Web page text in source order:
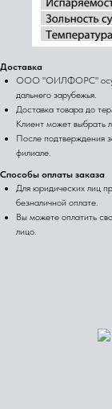
Доставка
ООО "ОИЛФОРС"
дальнего зарубежья.
Доставка товара до
Клиент может выбрать
После подтверждения
филиале.
Способы оплаты заказа
Для юридических лиц
безналичной оплате.
Вы можете оплатить
лицо.